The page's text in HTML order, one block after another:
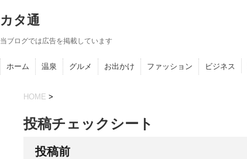
カタ通
当ブログでは広告を掲載しています
ホーム 温泉 グルメ お出かけ ファッション ビジネス
HOME >
投稿チェックシート
投稿前